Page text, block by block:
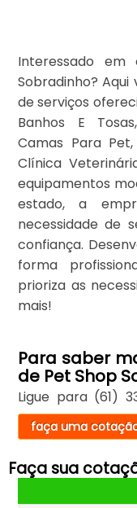
Interessado
Sobradinho?
de serviços
Banhos E
Camas Para
Clínica
equipamentos
estado, a
necessidade de
confiança.
forma
prioriza as
mais!
Para saber
de Pet Shop
Ligue para (61)
faça uma
Faça sua